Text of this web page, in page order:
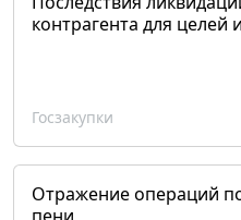
контрагента для целей
Госзакупки
Отражение операций